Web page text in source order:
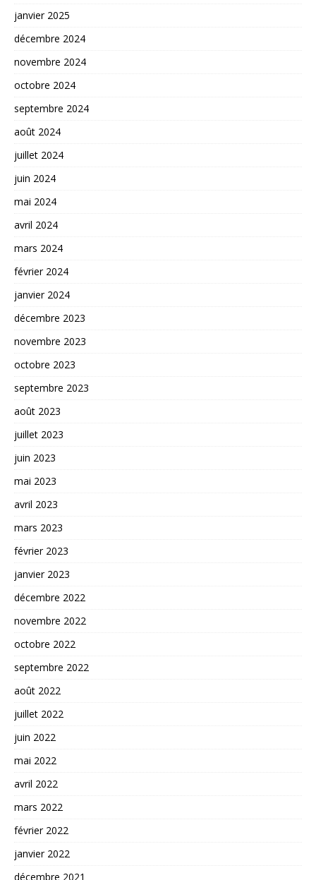
janvier 2025
décembre 2024
novembre 2024
octobre 2024
septembre 2024
août 2024
juillet 2024
juin 2024
mai 2024
avril 2024
mars 2024
février 2024
janvier 2024
décembre 2023
novembre 2023
octobre 2023
septembre 2023
août 2023
juillet 2023
juin 2023
mai 2023
avril 2023
mars 2023
février 2023
janvier 2023
décembre 2022
novembre 2022
octobre 2022
septembre 2022
août 2022
juillet 2022
juin 2022
mai 2022
avril 2022
mars 2022
février 2022
janvier 2022
décembre 2021